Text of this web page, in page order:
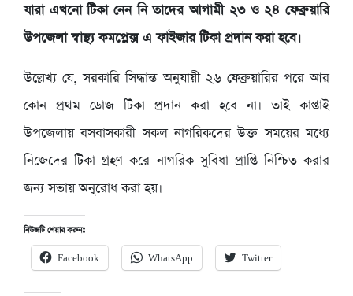
যারা এখনো টিকা নেন নি তাদের আগামী ২৩ ও ২৪ ফেব্রুয়ারি
উপজেলা স্বাস্থ্য কমপ্লেক্স এ ফাইজার টিকা প্রদান করা হবে।
উল্লেখ্য যে, সরকারি সিদ্ধান্ত অনুযায়ী ২৬ ফেব্রুয়ারির পরে আর
কোন প্রথম ডোজ টিকা প্রদান করা হবে না। তাই কাপ্তাই
উপজেলায় বসবাসকারী সকল নাগরিকদের উক্ত সময়ের মধ্যে
নিজেদের টিকা গ্রহণ করে নাগরিক সুবিধা প্রাপ্তি নিশ্চিত করার
জন্য সভায় অনুরোধ করা হয়।
নিউজটি শেয়ার করুনঃ
Facebook WhatsApp Twitter